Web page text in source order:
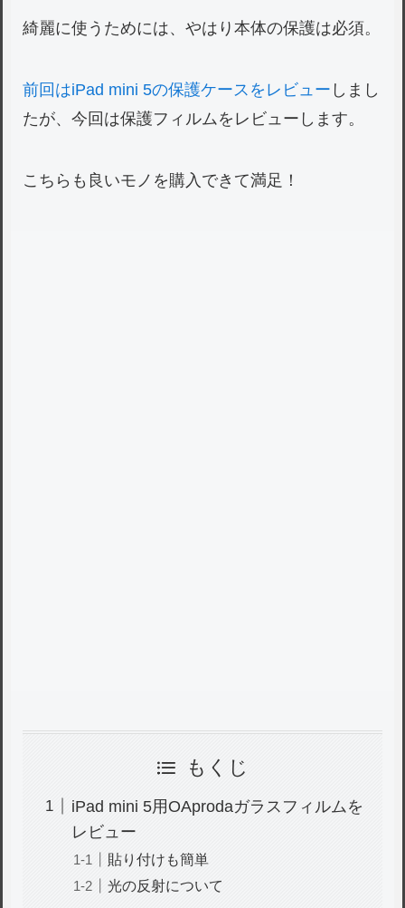
綺麗に使うためには、やはり本体の保護は必須。
前回はiPad mini 5の保護ケースをレビュー しまし
たが、今回は保護フィルムをレビューします。
こちらも良いモノを購入できて満足！
もくじ
iPad mini 5用OAprodaガラスフィルムを
レビュー
貼り付けも簡単
光の反射について